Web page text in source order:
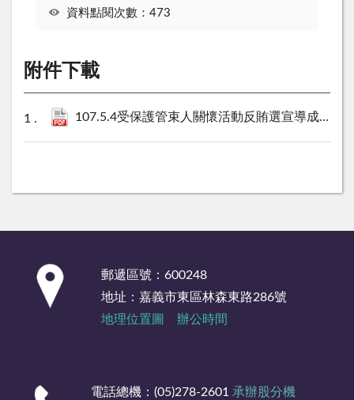
資料點閱次數：473
附件下載
107.5.4受保護管束人關懷活動反賄選宣導成果照片.
郵遞區號：600248
地址：嘉義市東區林森東路286號
地理位置圖
辦公時間
電話總機：(05)278-2601 承辦股分機